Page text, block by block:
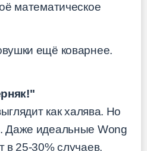
математическое
ещё коварнее.
как халява. Но
Даже идеальные Wong
в 25-30% случаев.